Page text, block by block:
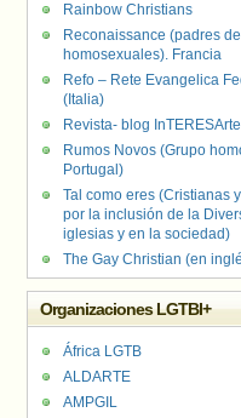
Rainbow Christians
Reconaissance (padres
homosexuales). Francia
Refo – Rete Evangelica
(Italia)
Revista- blog
Rumos Novos (Grupo
Portugal)
Tal como eres (Cristianas
por la inclusión de la
iglesias y en la sociedad)
The Gay Christian (en
Organizaciones LGTBI+
África LGTB
ALDARTE
AMPGIL